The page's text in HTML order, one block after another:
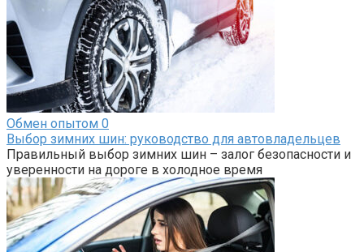
Обмен опытом 0
Выбор зимних шин: руководство для автовладельцев
Правильный выбор зимних шин – залог безопасности и
уверенности на дороге в холодное время